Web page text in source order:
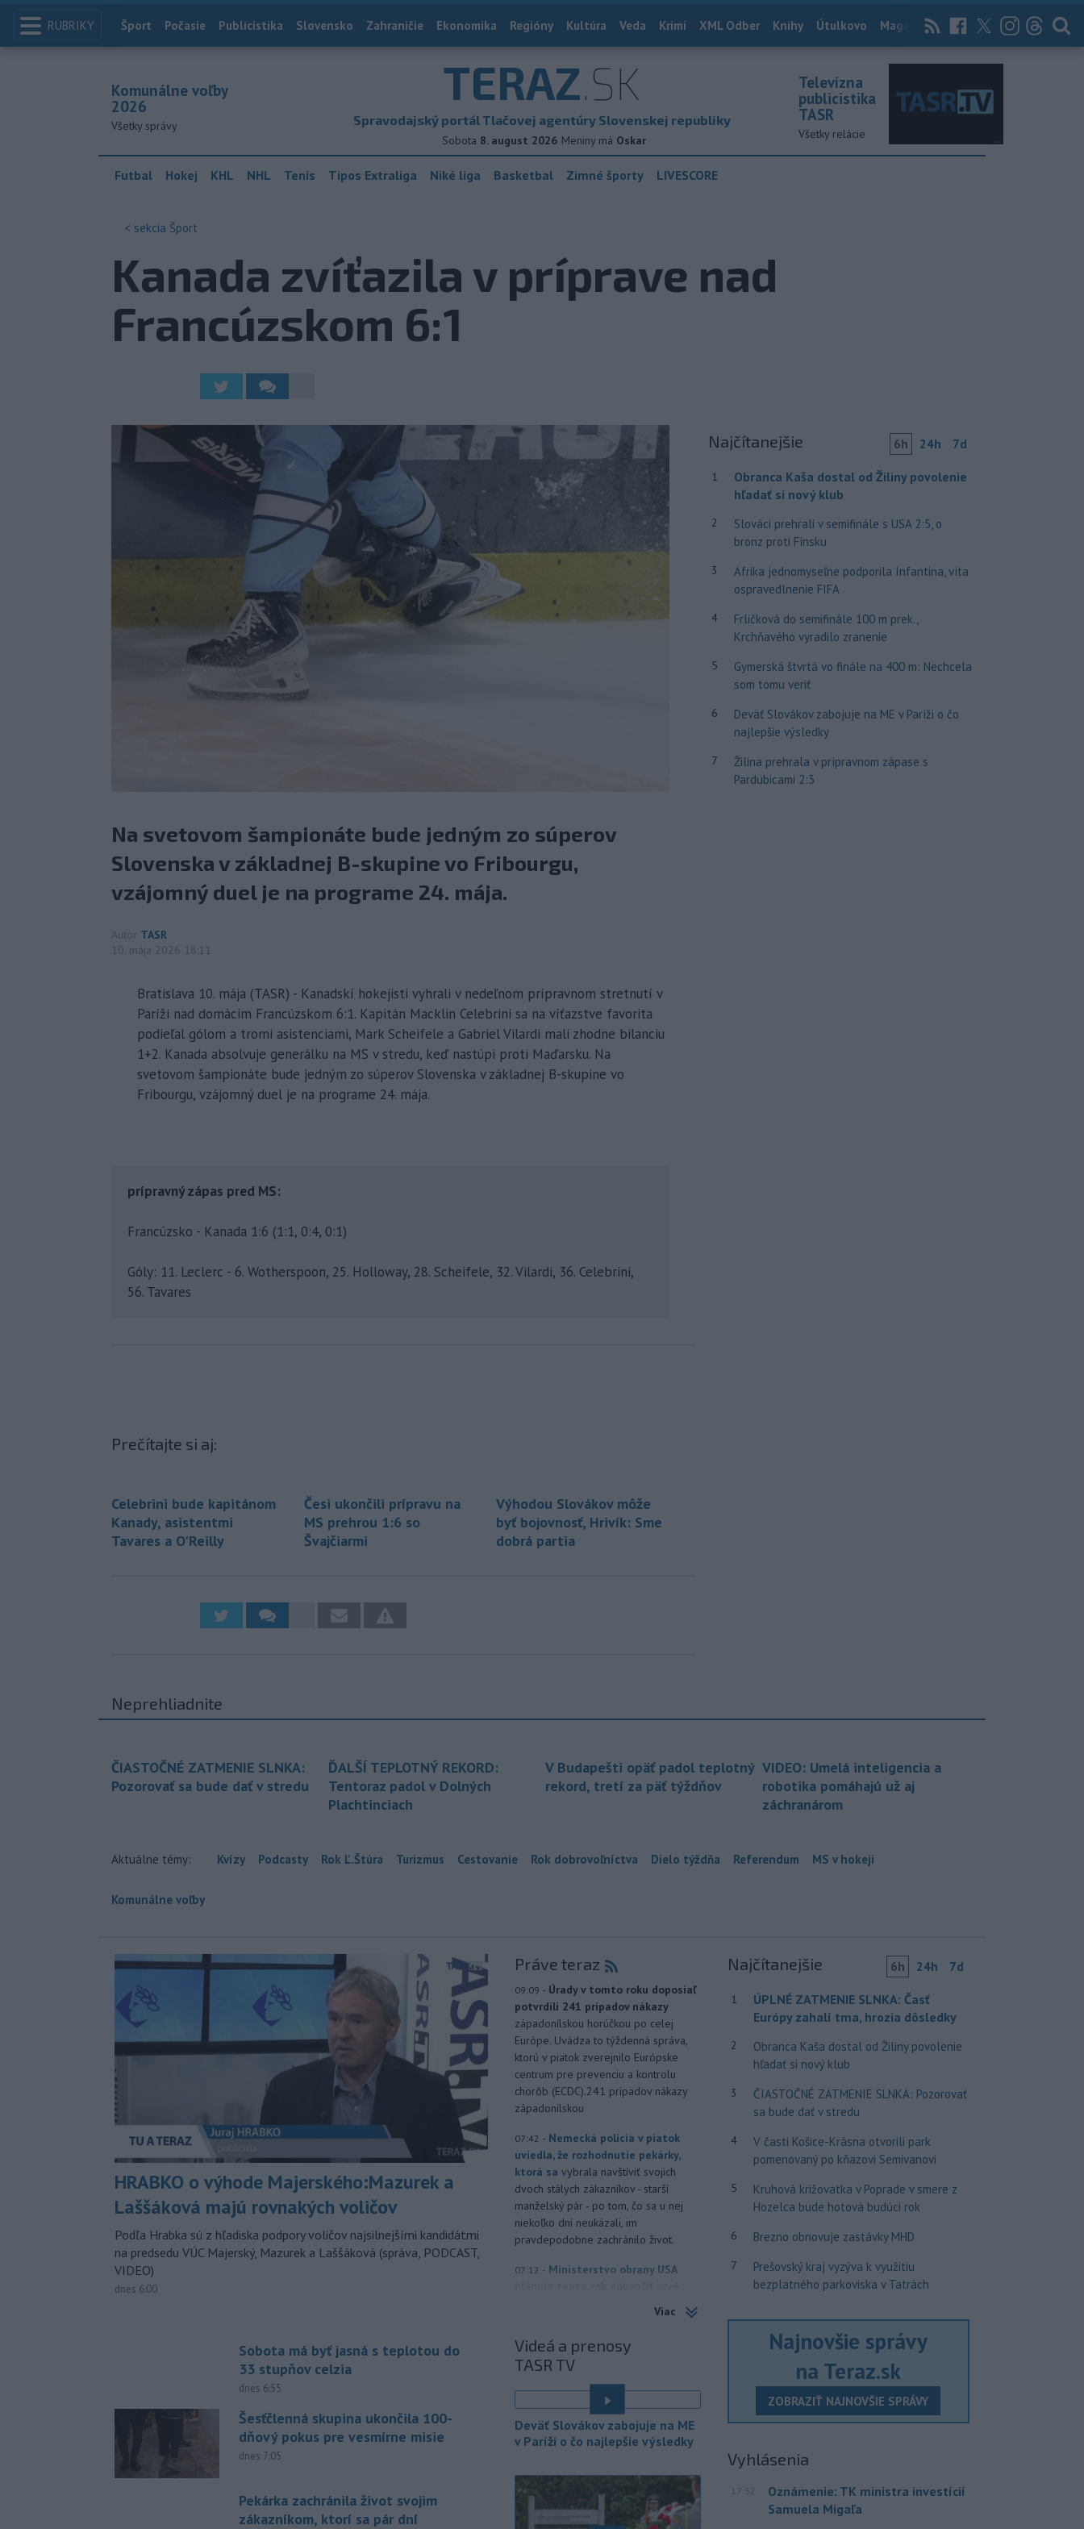
RUBRIKY Index
Šport Počasie Publicistika Slovensko Zahraničie Ekonomika Regióny Kultúra Veda Krimi XML Odber Knihy Útulkovo Magazín News Now Archív
TERAZ.SK
Spravodajský portál Tlačovej agentúry Slovenskej republiky
Sobota 8. august 2026 Meniny má Oskar
Komunálne voľby
2026
Všetky správy
Televízna
publicistika
TASR
Všetky relácie
Futbal Hokej KHL NHL Tenis Tipos Extraliga Niké liga Basketbal Zimné športy LIVESCORE
< sekcia Šport
Kanada zvíťazila v príprave nad
Francúzskom 6:1
Na svetovom šampionáte bude jedným zo súperov
Slovenska v základnej B-skupine vo Fribourgu,
vzájomný duel je na programe 24. mája.
Autor TASR
10. mája 2026 18:11
Bratislava 10. mája (TASR) - Kanadskí hokejisti vyhrali v nedeľnom prípravnom stretnutí v
Paríži nad domácim Francúzskom 6:1. Kapitán Macklin Celebrini sa na víťazstve favorita
podieľal gólom a tromi asistenciami, Mark Scheifele a Gabriel Vilardi mali zhodne bilanciu
1+2. Kanada absolvuje generálku na MS v stredu, keď nastúpi proti Maďarsku. Na
svetovom šampionáte bude jedným zo súperov Slovenska v základnej B-skupine vo
Fribourgu, vzájomný duel je na programe 24. mája.
prípravný zápas pred MS:
Francúzsko - Kanada 1:6 (1:1, 0:4, 0:1)
Góly: 11. Leclerc - 6. Wotherspoon, 25. Holloway, 28. Scheifele, 32. Vilardi, 36. Celebrini,
56. Tavares
Prečítajte si aj:
Celebrini bude kapitánom
Kanady, asistentmi
Tavares a O'Reilly
Česi ukončili prípravu na
MS prehrou 1:6 so
Švajčiarmi
Výhodou Slovákov môže
byť bojovnosť, Hrivík: Sme
dobrá partia
Najčítanejšie 6h 24h 7d
1
Obranca Kaša dostal od Žiliny povolenie
hľadať si nový klub
2
Slováci prehrali v semifinále s USA 2:5, o
bronz proti Fínsku
3
Afrika jednomyseľne podporila Infantina, víta
ospravedlnenie FIFA
4
Frličková do semifinále 100 m prek.,
Krchňavého vyradilo zranenie
5
Gymerská štvrtá vo finále na 400 m: Nechcela
som tomu veriť
6
Deväť Slovákov zabojuje na ME v Paríži o čo
najlepšie výsledky
7
Žilina prehrala v prípravnom zápase s
Pardubicami 2:3
Neprehliadnite
ČIASTOČNÉ ZATMENIE SLNKA:
Pozorovať sa bude dať v stredu
ĎALŠÍ TEPLOTNÝ REKORD:
Tentoraz padol v Dolných
Plachtinciach
V Budapešti opäť padol teplotný
rekord, tretí za päť týždňov
VIDEO: Umelá inteligencia a
robotika pomáhajú už aj
záchranárom
Aktuálne témy: Kvízy Podcasty Rok Ľ.Štúra Turizmus Cestovanie Rok dobrovoľníctva Dielo týždňa Referendum MS v hokeji
Komunálne voľby
HRABKO o výhode Majerského:Mazurek a
Laššáková majú rovnakých voličov
Podľa Hrabka sú z hľadiska podpory voličov najsilnejšími kandidátmi
na predsedu VÚC Majerský, Mazurek a Laššáková (správa, PODCAST,
VIDEO)
dnes 6:00
Sobota má byť jasná s teplotou do
33 stupňov celzia
dnes 6:55
Šesťčlenná skupina ukončila 100-
dňový pokus pre vesmírne misie
dnes 7:05
Pekárka zachránila život svojim
zákazníkom, ktorí sa pár dní
Práve teraz
09:09 - Úrady v tomto roku doposiaľ
potvrdili 241 prípadov nákazy
západonílskou horúčkou po celej
Európe. Uvádza to týždenná správa,
ktorú v piatok zverejnilo Európske
centrum pre prevenciu a kontrolu
chorôb (ECDC).241 prípadov nákazy
západonílskou
07:42 - Nemecká polícia v piatok
uviedla, že rozhodnutie pekárky,
ktorá sa vybrala navštíviť svojich
dvoch stálych zákazníkov - starší
manželský pár - po tom, čo sa u nej
niekoľko dní neukázali, im
pravdepodobne zachránilo život.
07:12 - Ministerstvo obrany USA
Golden Dome (Zlatá kupola) a v roku
2027 uskutočniť letové skúšky.
07:09 - Rokovania medzi Iránom a
Ománom o situácii v Hormuzskom
napredujú a Spojené štáty
očakávajú, že dohoda bude uzavretá
čoskoro, uviedol v piatok pre agentúru
Reuters nemenovaný americký
07:01
Úrady vo východnej Číne v
sobotu zatvorili školy a mnohé
Viac
Videá a prenosy
TASR TV
Deväť Slovákov zabojuje na ME
v Paríži o čo najlepšie výsledky
Najčítanejšie 6h 24h 7d
1
ÚPLNÉ ZATMENIE SLNKA: Časť
Európy zahalí tma, hrozia dôsledky
2
Obranca Kaša dostal od Žiliny povolenie
hľadať si nový klub
3
ČIASTOČNÉ ZATMENIE SLNKA: Pozorovať
sa bude dať v stredu
4
V časti Košice-Krásna otvorili park
pomenovaný po kňazovi Semivanovi
5
Kruhová križovatka v Poprade v smere z
Hozelca bude hotová budúci rok
6 Brezno obnovuje zastávky MHD
7
Prešovský kraj vyzýva k využitiu
bezplatného parkoviska v Tatrách
Najnovšie správy
na Teraz.sk
ZOBRAZIŤ NAJNOVŠIE SPRÁVY
Vyhlásenia
17:32
Oznámenie: TK ministra investícií
Samuela Migaľa